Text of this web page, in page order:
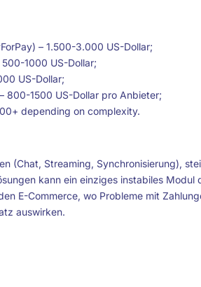
– 1.500-3.000 US-Dollar;
1000 US-Dollar;
US-Dollar;
800-1500 US-Dollar pro Anbieter;
depending on complexity.
(Chat, Streaming, Synchronisierung),
kann ein einziges instabiles Modul
E-Commerce, wo Probleme mit
auswirken.